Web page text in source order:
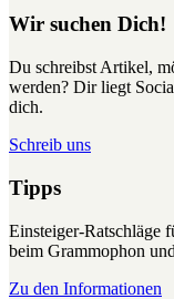
Wir suchen Dich!
Du schreibst Artikel,
werden? Dir liegt
dich.
Schreib uns
Tipps
Einsteiger-Ratschläge
beim Grammophon
Zu den Informationen